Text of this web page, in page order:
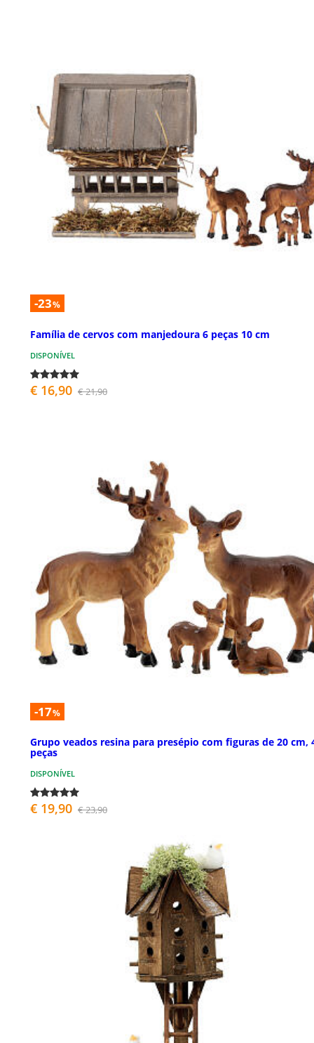
-23%
Família de cervos com manjedoura 6 peças 10 cm
DISPONÍVEL
€ 16,90 € 21,90
-17%
Grupo veados resina para presépio com figuras de 20 cm,
peças
DISPONÍVEL
€ 19,90 € 23,90